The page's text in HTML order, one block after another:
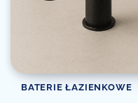
BATERIE ŁAZIENKOWE